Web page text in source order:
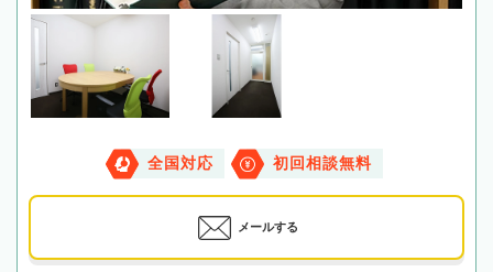
全国対応 初回相談無料
メールする